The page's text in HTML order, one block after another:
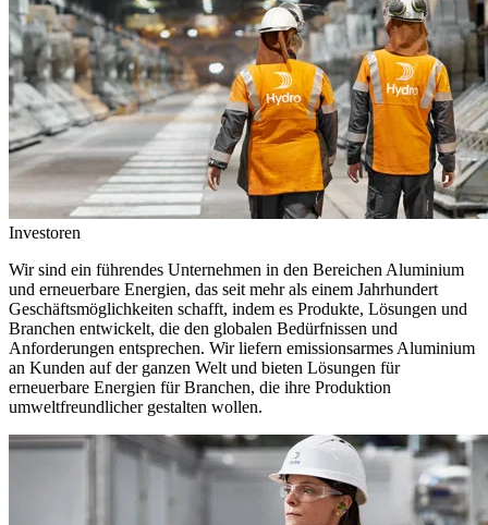
Investoren
Wir sind ein führendes Unternehmen in den Bereichen Aluminium
und erneuerbare Energien, das seit mehr als einem Jahrhundert
Geschäftsmöglichkeiten schafft, indem es Produkte, Lösungen und
Branchen entwickelt, die den globalen Bedürfnissen und
Anforderungen entsprechen. Wir liefern emissionsarmes Aluminium
an Kunden auf der ganzen Welt und bieten Lösungen für
erneuerbare Energien für Branchen, die ihre Produktion
umweltfreundlicher gestalten wollen.